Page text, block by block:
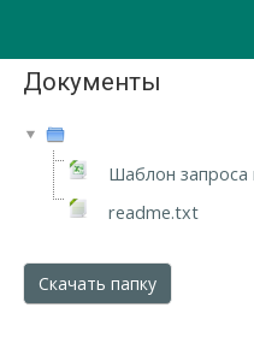
Документы
Шаблон запроса
readme.txt
Скачать папку